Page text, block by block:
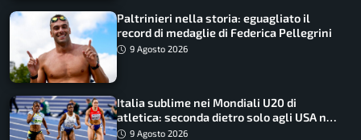
Paltrinieri nella storia: eguagliato il
record di medaglie di Federica Pellegrini
9 Agosto 2026
Italia sublime nei Mondiali U20 di
atletica: seconda dietro solo agli USA nel
medagliere
9 Agosto 2026